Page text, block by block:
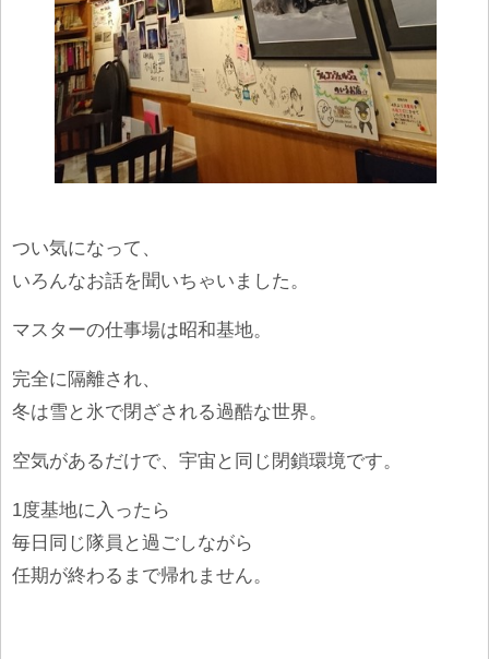
つい気になって、
いろんなお話を聞いちゃいました。
マスターの仕事場は昭和基地。
完全に隔離され、
冬は雪と氷で閉ざされる過酷な世界。
空気があるだけで、宇宙と同じ閉鎖環境です。
1度基地に入ったら
毎日同じ隊員と過ごしながら
任期が終わるまで帰れません。